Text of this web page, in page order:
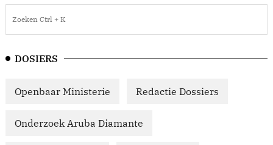
DOSIERS
Openbaar Ministerie Redactie Dossiers
Onderzoek Aruba Diamante